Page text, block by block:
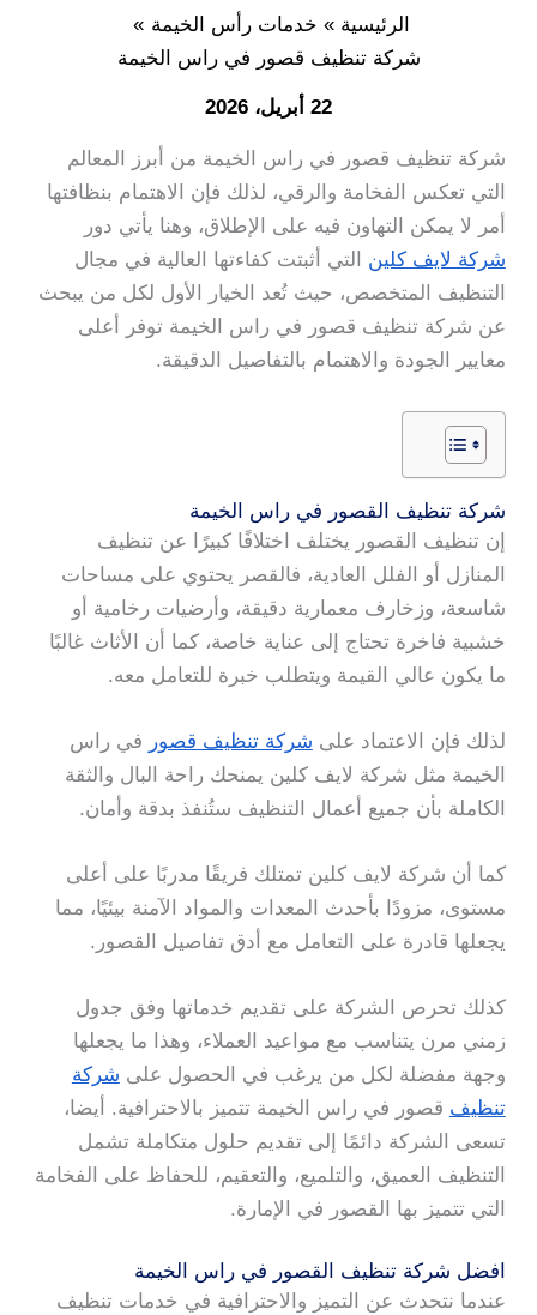
الرئيسية
خدمات رأس الخيمة
شركة تنظيف قصور في راس الخيمة
22 أبريل، 2026
شركة تنظيف قصور في راس الخيمة من أبرز المعالم
التي تعكس الفخامة والرقي، لذلك فإن الاهتمام بنظافتها
أمر لا يمكن التهاون فيه على الإطلاق، وهنا يأتي دور
شركة لايف كلين التي أثبتت كفاءتها العالية في مجال
التنظيف المتخصص، حيث تُعد الخيار الأول لكل من يبحث
عن شركة تنظيف قصور في راس الخيمة توفر أعلى
معايير الجودة والاهتمام بالتفاصيل الدقيقة.
شركة تنظيف القصور في راس الخيمة
إن تنظيف القصور يختلف اختلافًا كبيرًا عن تنظيف
المنازل أو الفلل العادية، فالقصر يحتوي على مساحات
شاسعة، وزخارف معمارية دقيقة، وأرضيات رخامية أو
خشبية فاخرة تحتاج إلى عناية خاصة، كما أن الأثاث غالبًا
ما يكون عالي القيمة ويتطلب خبرة للتعامل معه.
لذلك فإن الاعتماد على شركة تنظيف قصور في راس
الخيمة مثل شركة لايف كلين يمنحك راحة البال والثقة
الكاملة بأن جميع أعمال التنظيف ستُنفذ بدقة وأمان.
كما أن شركة لايف كلين تمتلك فريقًا مدربًا على أعلى
مستوى، مزودًا بأحدث المعدات والمواد الآمنة بيئيًا، مما
يجعلها قادرة على التعامل مع أدق تفاصيل القصور.
كذلك تحرص الشركة على تقديم خدماتها وفق جدول
زمني مرن يتناسب مع مواعيد العملاء، وهذا ما يجعلها
وجهة مفضلة لكل من يرغب في الحصول على شركة
تنظيف قصور في راس الخيمة تتميز بالاحترافية. أيضا،
تسعى الشركة دائمًا إلى تقديم حلول متكاملة تشمل
التنظيف العميق، والتلميع، والتعقيم، للحفاظ على الفخامة
التي تتميز بها القصور في الإمارة.
افضل شركة تنظيف القصور في راس الخيمة
عندما نتحدث عن التميز والاحترافية في خدمات تنظيف